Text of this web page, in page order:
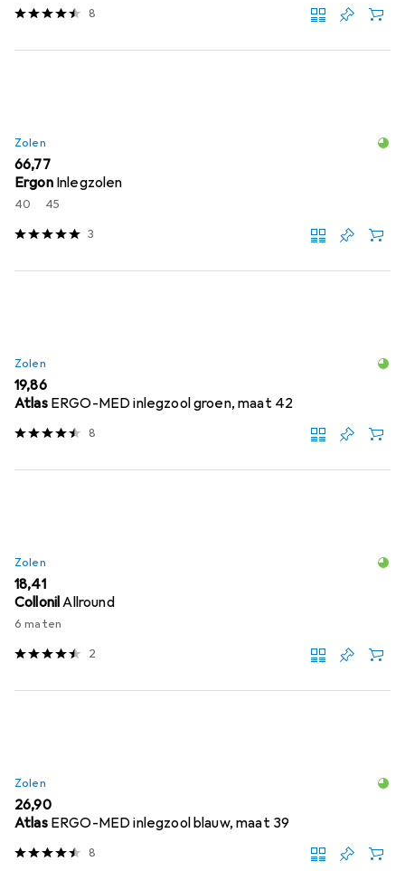
8
Zolen
EUR
66,77
Ergon Inlegzolen
40 45
3
Zolen
EUR
19,86
Atlas ERGO-MED inlegzool groen, maat 42
8
Zolen
EUR
18,41
CollonilAllround
6 maten
2
Zolen
EUR
26,90
Atlas ERGO-MED inlegzool blauw, maat 39
8